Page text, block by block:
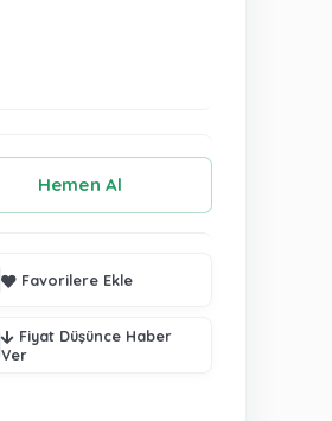
Favorilere Ekle
Fiyat Düşünce Haber
Ver